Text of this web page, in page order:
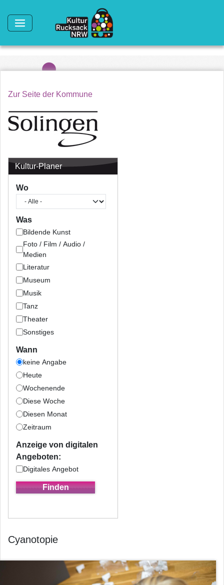
Zur Seite der Kommune
Kultur-Planer
Wo
Was
Bildende Kunst
Foto / Film / Audio /
Medien
Literatur
Museum
Musik
Tanz
Theater
Sonstiges
Wann
keine Angabe
Heute
Wochenende
Diese Woche
Diesen Monat
Zeitraum
Anzeige von digitalen
Angeboten:
Digitales Angebot
Cyanotopie